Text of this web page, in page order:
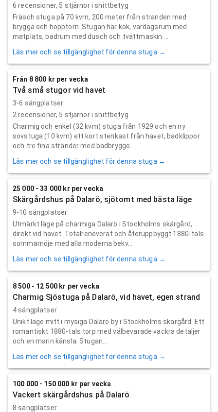
6 recensioner, 5 stjärnor i snittbetyg
Fräsch stuga på 70 kvm, 200 meter från stranden med
brygga och hopptorn. Stugan har kök, vardagsrum med
matplats, badrum med dusch och tvättmaskin ...
Läs mer och se tillgänglighet för denna stuga →
Från 8 800 kr per vecka
Två små stugor vid havet
3-6 sängplatser
2 recensioner, 5 stjärnor i snittbetyg
Charmig och enkel (32 kvm) stuga från 1929 och en ny
sovstuga (10 kvm) ett kort stenkast från havet, badklippor
och tre fina stränder med badbryggo...
Läs mer och se tillgänglighet för denna stuga →
25 000 - 33 000 kr per vecka
Skärgårdshus på Dalarö, sjötomt med bästa läge
9-10 sängplatser
Utmärkt läge på charmiga Dalarö i Stockholms skärgård,
direkt vid havet. Totalrenoverat och återuppbyggt 1880-tals
sommarnöje med alla moderna bekv...
Läs mer och se tillgänglighet för denna stuga →
8 500 - 12 500 kr per vecka
Charmig Sjöstuga på Dalarö, vid havet, egen strand
4 sängplatser
Unikt läge mitt i mysiga Dalarö by i Stockholms skärgård. Ett
romantiskt 1880-tals torp med välbevarade vackra detaljer
och en marin känsla. Stugan...
Läs mer och se tillgänglighet för denna stuga →
100 000 - 150 000 kr per vecka
Vackert skärgårdshus på Dalarö
8 sängplatser